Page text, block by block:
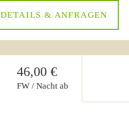
DETAILS & ANFRAGEN
46,00 €
FW / Nacht ab